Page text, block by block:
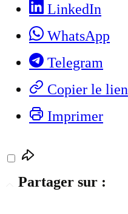
LinkedIn
WhatsApp
Telegram
Copier le lien
Imprimer
Partager sur :